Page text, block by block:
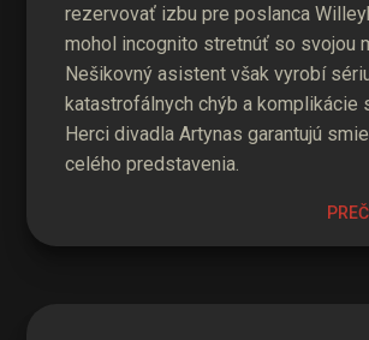
rezervovať izbu pre poslanca
mohol incognito stretnúť so svojou
Nešikovný asistent však vyrobí
katastrofálnych chýb a komplikácie
Herci divadla Artynas garantujú
celého predstavenia.